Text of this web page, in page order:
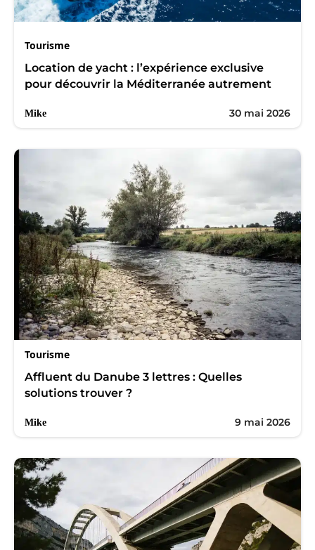
Tourisme
Location de yacht : l’expérience exclusive
pour découvrir la Méditerranée autrement
Mike 30 mai 2026
Tourisme
Affluent du Danube 3 lettres : Quelles
solutions trouver ?
Mike 9 mai 2026